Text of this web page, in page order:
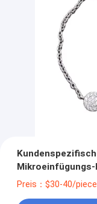
Chain-925
Preis：$30-40/piece